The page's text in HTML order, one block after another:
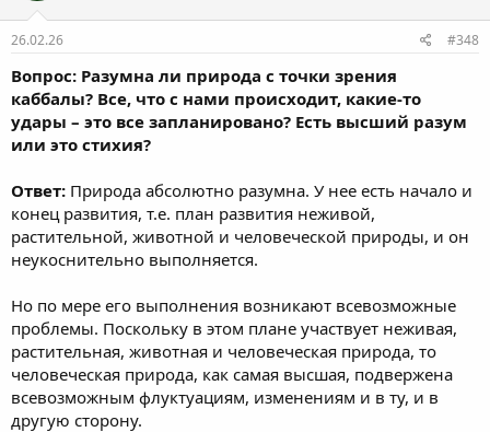
26.02.26 #348
Вопрос: Разумна ли природа с точки зрения
каббалы? Все, что с нами происходит, какие-то
удары – это все запланировано? Есть высший разум
или это стихия?
Ответ: Природа абсолютно разумна. У нее есть начало и
конец развития, т.е. план развития неживой,
растительной, животной и человеческой природы, и он
неукоснительно выполняется.
Но по мере его выполнения возникают всевозможные
проблемы. Поскольку в этом плане участвует неживая,
растительная, животная и человеческая природа, то
человеческая природа, как самая высшая, подвержена
всевозможным флуктуациям, изменениям и в ту, и в
другую сторону.